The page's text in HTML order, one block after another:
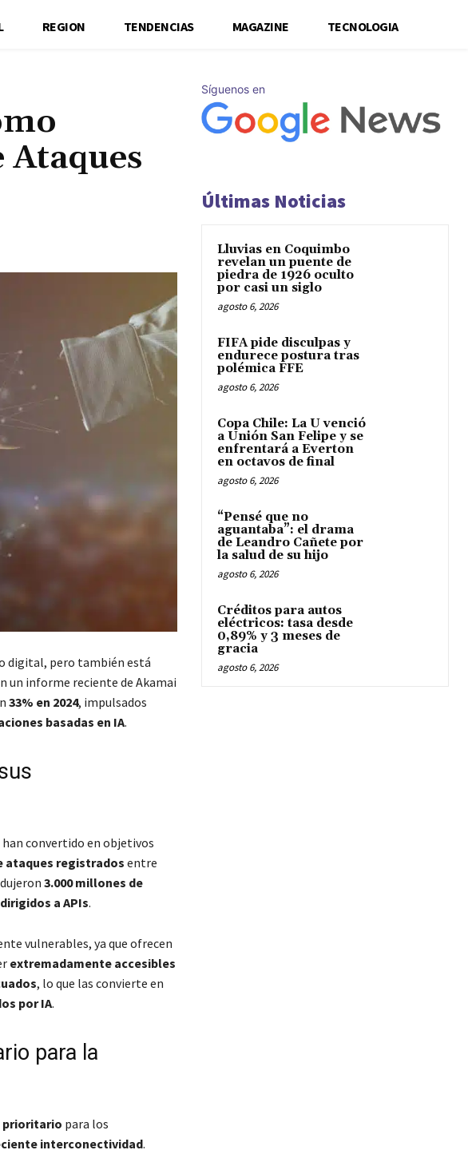
REGION TENDENCIAS MAGAZINE TECNOLOGIA
Ataques
digital, pero también está
un informe reciente de Akamai
33% en 2024, impulsados
basadas en IA.
han convertido en objetivos
ataques registrados entre
3.000 millones de
a APIs.
vulnerables, ya que ofrecen
extremadamente accesibles
, lo que las convierte en
por IA.
para la
prioritario para los
interconectividad.
Síguenos en
Últimas Noticias
Lluvias en Coquimbo
revelan un puente de
piedra de 1926 oculto
por casi un siglo
agosto 6, 2026
FIFA pide disculpas y
endurece postura tras
polémica FFE
agosto 6, 2026
Copa Chile: La U venció
a Unión San Felipe y se
enfrentará a Everton
en octavos de final
agosto 6, 2026
“Pensé que no
aguantaba”: el drama
de Leandro Cañete por
la salud de su hijo
agosto 6, 2026
Créditos para autos
eléctricos: tasa desde
0,89% y 3 meses de
gracia
agosto 6, 2026